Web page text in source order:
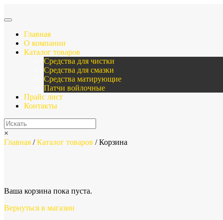
Главная
О компании
Каталог товаров
Средства для чистки
Средства для смазки
Средства матирующие
Патчи войлочные
Прайс лист
Контакты
×
Главная /Каталог товаров / Корзина
Ваша корзина пока пуста.
Вернуться в магазин